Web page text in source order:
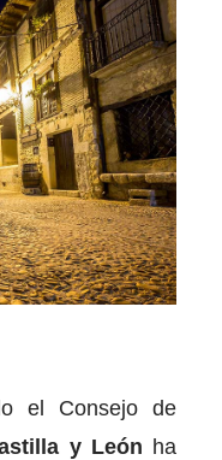
el Consejo de
y León ha